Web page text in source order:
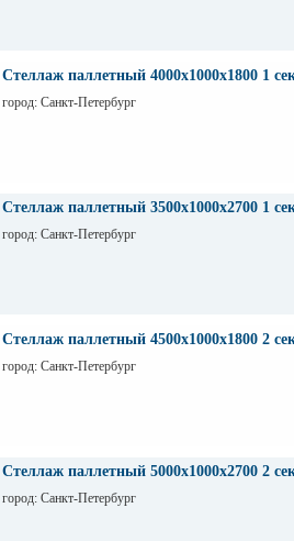
Стеллаж паллетный 4000х1000х1800 1
город: Санкт-Петербург
Стеллаж паллетный 3500х1000х2700 1
город: Санкт-Петербург
Стеллаж паллетный 4500х1000х1800 2
город: Санкт-Петербург
Стеллаж паллетный 5000х1000х2700 2
город: Санкт-Петербург